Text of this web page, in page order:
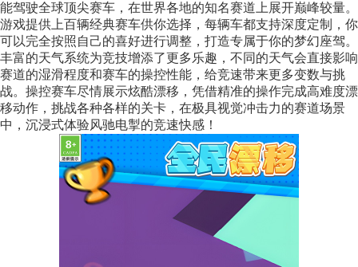
能驾驶全球顶尖赛车，在世界各地的知名赛道上展开巅峰较量。
游戏提供上百辆经典赛车供你选择，每辆车都支持深度定制，你
可以完全按照自己的喜好进行调整，打造专属于你的梦幻座驾。
丰富的天气系统为竞技增添了更多乐趣，不同的天气会直接影响
赛道的湿滑程度和赛车的操控性能，给竞速带来更多变数与挑
战。操控赛车尽情展示炫酷漂移，凭借精准的操作完成高难度漂
移动作，挑战各种各样的关卡，在极具视觉冲击力的赛道场景
中，沉浸式体验风驰电掣的竞速快感！